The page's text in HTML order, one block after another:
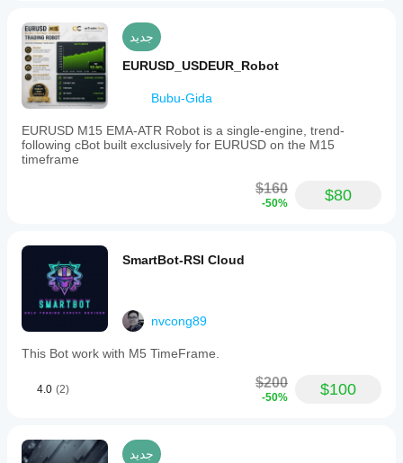
الكمية
القصوى
(اللوتات)
1
ضوابط
المدعومة
إيقاف الخسارة
فلتر الفروقات السعرية
جديد
EURUSD_USDEUR_Robot
Bubu-Gida
EURUSD M15 EMA-ATR Robot is a single-engine, trend-
following cBot built exclusively for EURUSD on the M15
timeframe
$160
-50% $80
SmartBot-RSI Cloud
nvcong89
This Bot work with M5 TimeFrame.
4.0 (2) $200
-50% $100
جديد